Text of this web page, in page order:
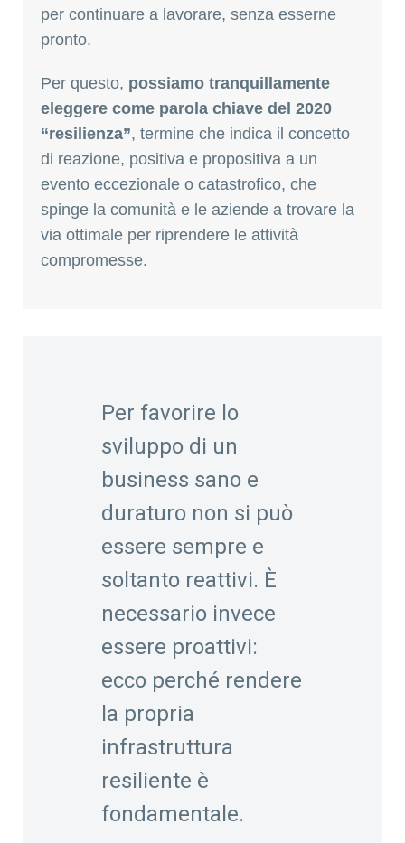
per continuare a lavorare, senza esserne
pronto.
Per questo, possiamo tranquillamente
eleggere come parola chiave del 2020
“resilienza”, termine che indica il concetto
di reazione, positiva e propositiva a un
evento eccezionale o catastrofico, che
spinge la comunità e le aziende a trovare la
via ottimale per riprendere le attività
compromesse.
Per favorire lo
sviluppo di un
business sano e
duraturo non si può
essere sempre e
soltanto reattivi. È
necessario invece
essere proattivi:
ecco perché rendere
la propria
infrastruttura
resiliente è
fondamentale.